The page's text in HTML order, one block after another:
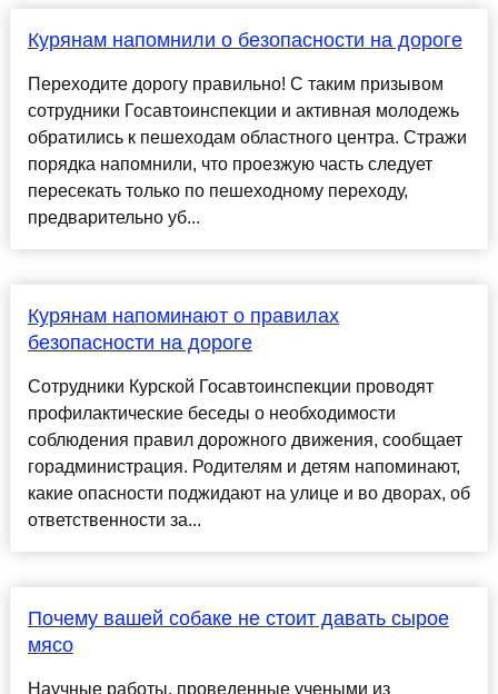
Курянам напомнили о безопасности на дороге
Переходите дорогу правильно! С таким призывом
сотрудники Госавтоинспекции и активная молодежь
обратились к пешеходам областного центра. Стражи
порядка напомнили, что проезжую часть следует
пересекать только по пешеходному переходу,
предварительно уб...
Курянам напоминают о правилах
безопасности на дороге
Сотрудники Курской Госавтоинспекции проводят
профилактические беседы о необходимости
соблюдения правил дорожного движения, сообщает
горадминистрация. Родителям и детям напоминают,
какие опасности поджидают на улице и во дворах, об
ответственности за...
Почему вашей собаке не стоит давать сырое
мясо
Научные работы, проведенные учеными из